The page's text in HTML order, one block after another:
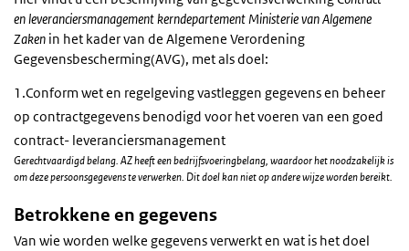
en leveranciersmanagement kerndepartement Ministerie van Algemene
Zaken in het kader van de Algemene Verordening
Gegevensbescherming(AVG), met als doel:
1.Conform wet en regelgeving vastleggen gegevens en beheer
op contractgegevens benodigd voor het voeren van een goed
contract- leveranciersmanagement
Gerechtvaardigd belang. AZ heeft een bedrijfsvoeringbelang, waardoor het noodzakelijk is
om deze persoonsgegevens te verwerken. Dit doel kan niet op andere wijze worden bereikt.
Betrokkene en gegevens
Van wie worden welke gegevens verwerkt en wat is het doel